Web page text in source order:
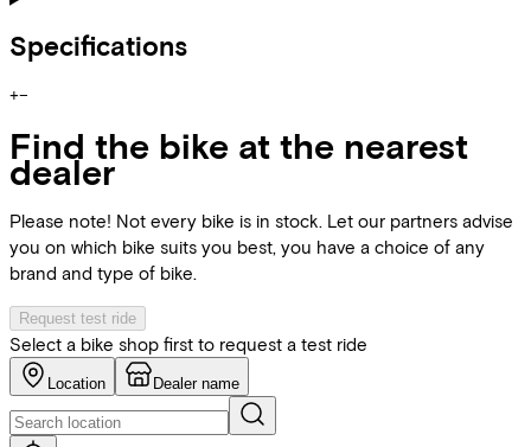
Specifications
+−
Find the bike at the nearest
dealer
Please note! Not every bike is in stock. Let our partners advise
you on which bike suits you best, you have a choice of any
brand and type of bike.
Request test ride
Select a bike shop first to request a test ride
Location Dealer name